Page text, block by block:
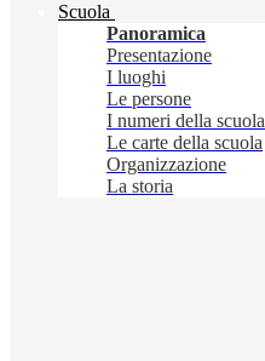
Scuola
Panoramica
Presentazione
I luoghi
Le persone
I numeri della scuola
Le carte della scuola
Organizzazione
La storia